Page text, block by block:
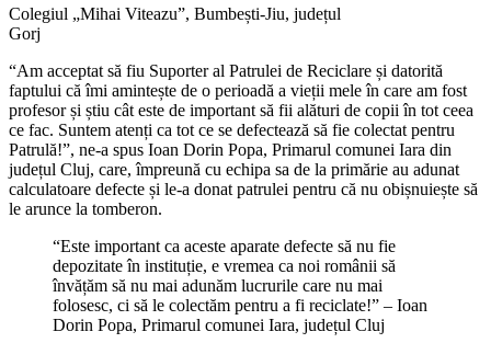
Colegiul „Mihai Viteazu”, Bumbești-Jiu, județul
Gorj
“Am acceptat să fiu Suporter al Patrulei de Reciclare și datorită
faptului că îmi amintește de o perioadă a vieții mele în care am fost
profesor și știu cât este de important să fii alături de copii în tot ceea
ce fac. Suntem atenți ca tot ce se defectează să fie colectat pentru
Patrulă!”, ne-a spus Ioan Dorin Popa, Primarul comunei Iara din
județul Cluj, care, împreună cu echipa sa de la primărie au adunat
calculatoare defecte și le-a donat patrulei pentru că nu obișnuiește să
le arunce la tomberon.
“Este important ca aceste aparate defecte să nu fie
depozitate în instituție, e vremea ca noi românii să
învățăm să nu mai adunăm lucrurile care nu mai
folosesc, ci să le colectăm pentru a fi reciclate!” – Ioan
Dorin Popa, Primarul comunei Iara, județul Cluj